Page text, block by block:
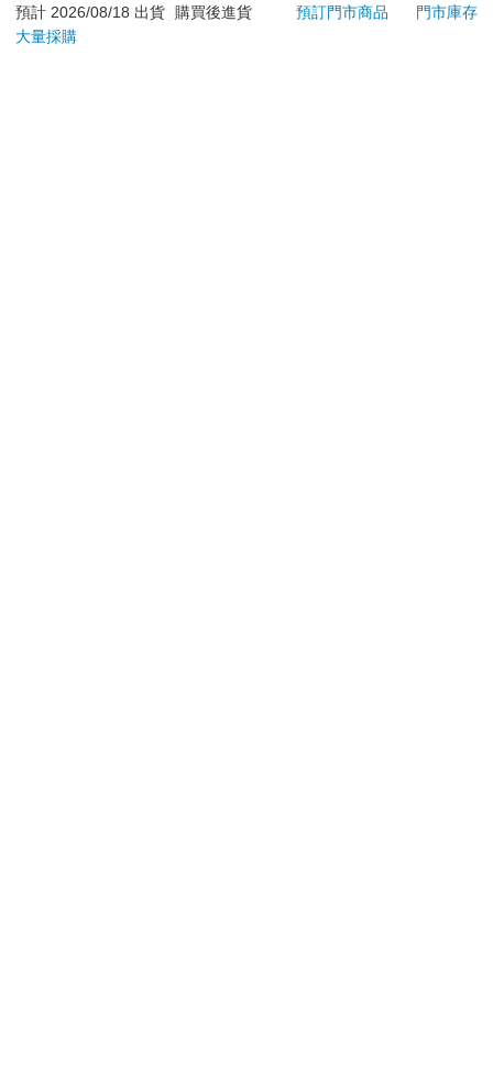
退換貨須知：
**提醒您，鑑賞期不等於試用期，退回商品須為全新狀態**
預計 2026/08/18 出貨
購買後進貨 預訂門市商品
門市庫存
大量採購